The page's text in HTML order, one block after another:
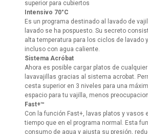
superior para cubiertos
Intensivo 70°C
Es un programa destinado al lavado de
lavado se ha pospuesto. Su secreto
alta temperatura para los ciclos de lavado
incluso con agua caliente.
Sistema Acróbat
Ahora es posible cargar platos de
lavavajillas gracias al sistema acrobat.
cesta superior en 3 niveles para una
espacio para tu vajilla, menos
Fast+™
Con la función Fast+, lavas platos y vasos
tiempo que en el programa normal. Esta
consumo de agua y ajusta su presión,